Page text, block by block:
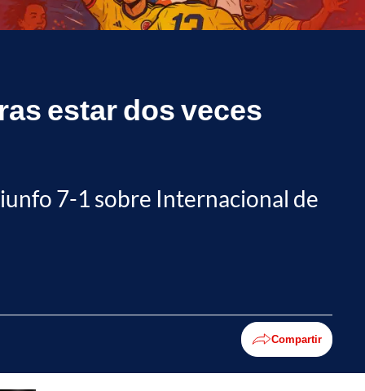
estar dos veces
7-1 sobre Internacional de
Compartir